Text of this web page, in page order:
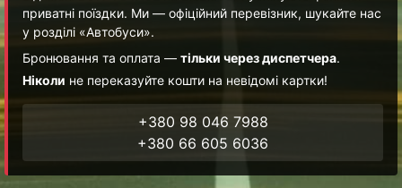
приватні поїздки. Ми — офіційний перевізник, шукайте нас
у розділі «Автобуси».
Бронювання та оплата — тільки через диспетчера.
Ніколи не переказуйте кошти на невідомі картки!
+380 98 046 7988
+380 66 605 6036